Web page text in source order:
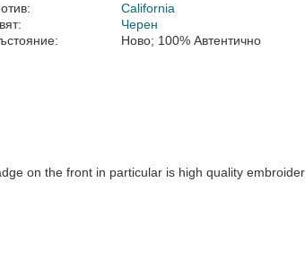
California
Черен
Ново; 100% Автентично
on the front in particular is high quality